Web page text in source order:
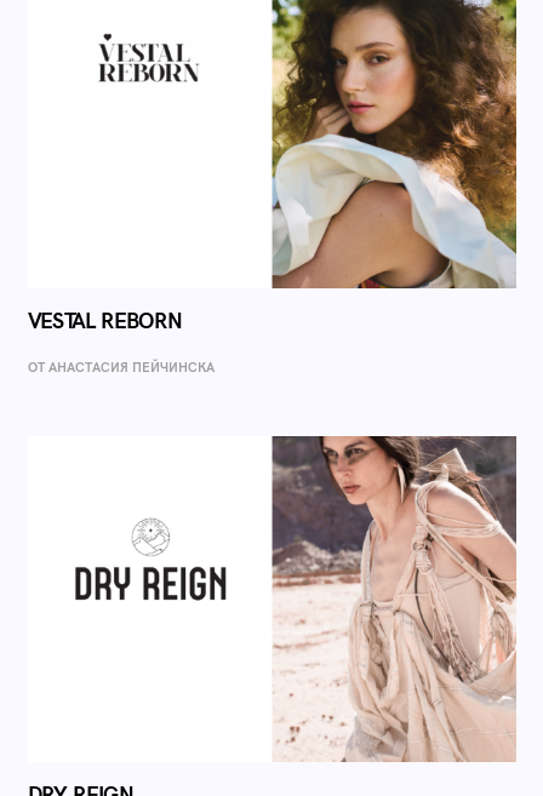
VESTAL REBORN
ОТ AНАСТАСИЯ ПЕЙЧИНСКА